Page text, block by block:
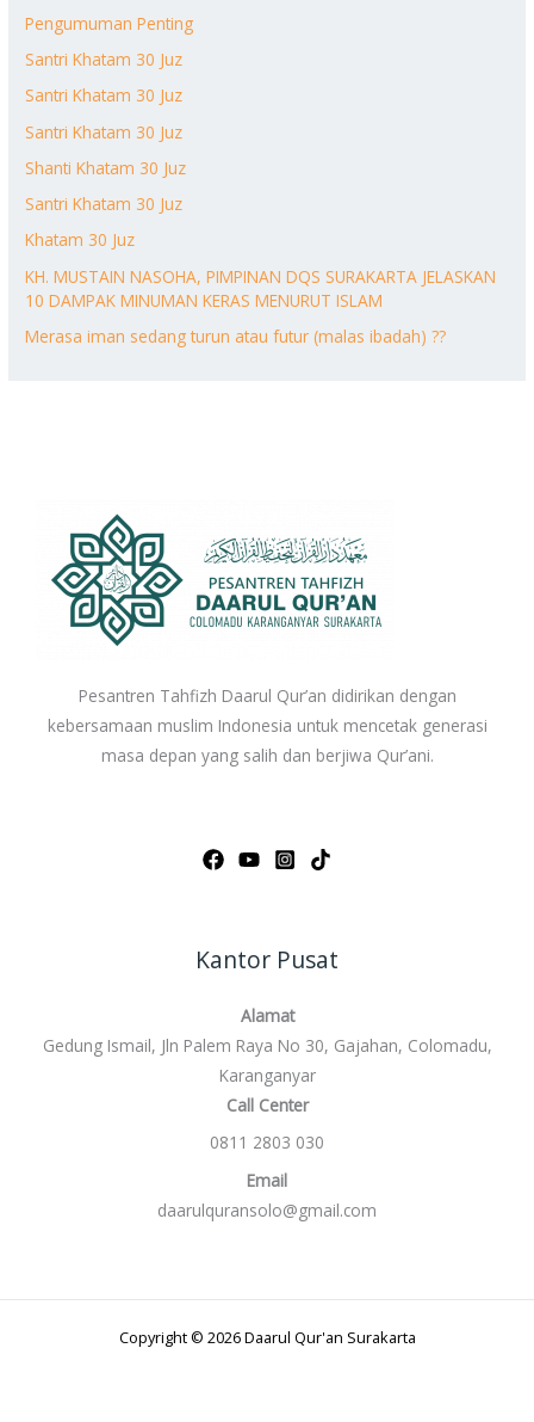
Pengumuman Penting
Santri Khatam 30 Juz
Santri Khatam 30 Juz
Santri Khatam 30 Juz
Shanti Khatam 30 Juz
Santri Khatam 30 Juz
Khatam 30 Juz
KH. MUSTAIN NASOHA, PIMPINAN DQS SURAKARTA JELASKAN
10 DAMPAK MINUMAN KERAS MENURUT ISLAM
Merasa iman sedang turun atau futur (malas ibadah) ??
Pesantren Tahfizh Daarul Qur’an didirikan dengan
kebersamaan muslim Indonesia untuk mencetak generasi
masa depan yang salih dan berjiwa Qur’ani.
Kantor Pusat
Alamat
Gedung Ismail, Jln Palem Raya No 30, Gajahan, Colomadu,
Karanganyar
Call Center
0811 2803 030
Email
daarulquransolo@gmail.com
Copyright © 2026 Daarul Qur'an Surakarta